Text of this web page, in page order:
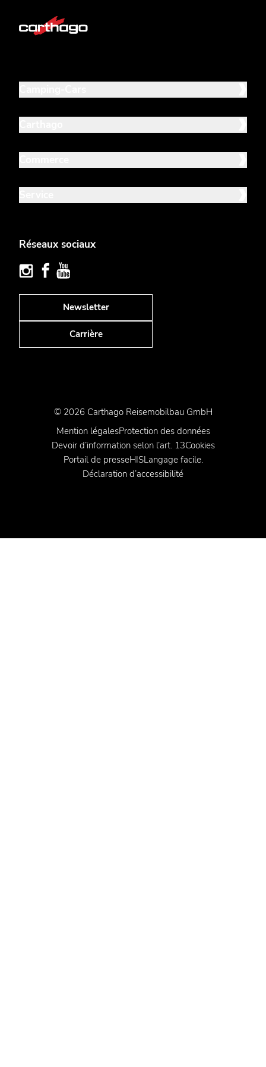
Réseaux sociaux
Newsletter
Carrière
© 2026 Carthago Reisemobilbau GmbH
Mention légalesProtection des données
Devoir d’information selon l’art. 13Cookies
Portail de presseHISLangage facile.
Déclaration d’accessibilité